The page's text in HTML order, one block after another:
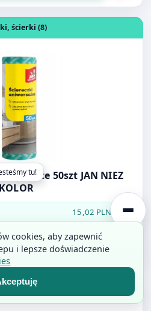
kuchenne na rolce 50szt JAN
ścierki (8)
na rolce 50szt JAN NIEZ
15,02 PLN /szt.
60x90 cm
Tablice (5)
cookies, aby zapewnić
i lepsze doświadczenie